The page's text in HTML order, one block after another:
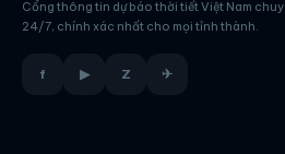
Cổng thông tin dự báo thời tiết Việt Nam
24/7, chính xác nhất cho mọi tỉnh thành.
f ▶ Z ✈